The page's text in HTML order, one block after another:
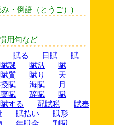
・倒語（とうご）)
用句など
賦る 日賦
賦
賦課 賦活
賦
賦質 賦り
天
授賦 海賦
月
稟賦 辞賦
賦
賦する 配賦税
賦奉
賦払い
賦形
年賦金
割賦